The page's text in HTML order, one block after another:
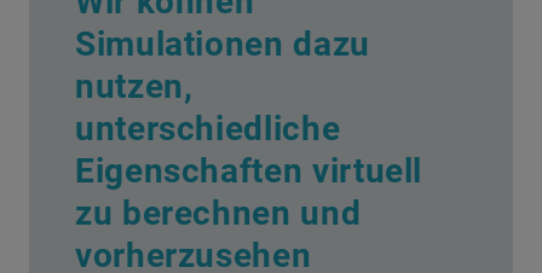
Wir können
Simulationen dazu
nutzen,
unterschiedliche
Eigenschaften virtuell